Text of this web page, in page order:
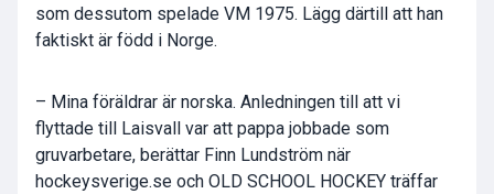
som dessutom spelade VM 1975. Lägg därtill att han
faktiskt är född i Norge.
– Mina föräldrar är norska. Anledningen till att vi
flyttade till Laisvall var att pappa jobbade som
gruvarbetare, berättar Finn Lundström när
hockeysverige.se och OLD SCHOOL HOCKEY träffar